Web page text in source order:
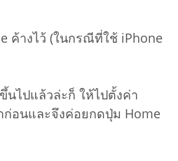
ค้างไว้ (ในกรณีที่ใช้ iPhone
นไปแล้วล่ะก็ ให้ไปตั้งค่า
ก่อนและจึงค่อยกดปุ่ม Home